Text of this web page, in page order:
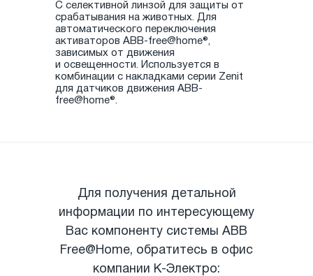
С селективной линзой для защиты от
срабатывания на животных. Для
автоматического переключения
активаторов ABB-free@home®,
зависимых от движения
и освещенности. Используется в
комбинации с накладками серии Zenit
для датчиков движения ABB-
free@home®.
Для получения детальной
информации по интересующему
Вас компоненту системы ABB
Free@Home, обратитесь в офис
компании К-Электро: